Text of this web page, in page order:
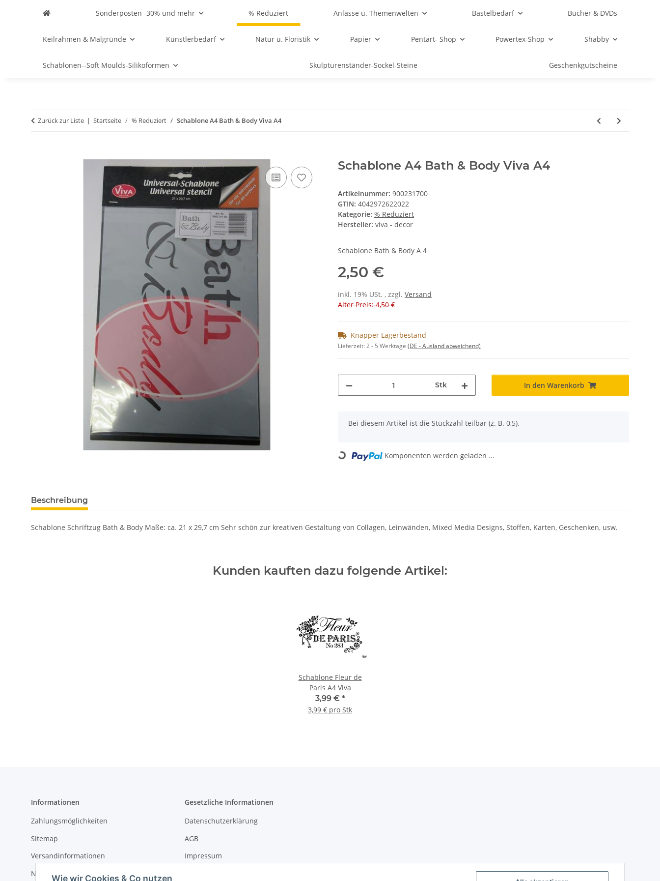
Wie wir Cookies & Co nutzen
Sonderposten -30% und mehr % Reduziert Anlässe u. Themenwelten Bastelbedarf Bücher & DVDs
Keilrahmen & Malgründe Künstlerbedarf Natur u. Floristik Papier Pentart- Shop Powertex-Shop Shabby
Schablonen--Soft Moulds-Silikoformen Skulpturenständer-Sockel-Steine Geschenkgutscheine
Zurück zur Liste Startseite % Reduziert Schablone A4 Bath & Body Viva A4
Schablone A4 Bath & Body Viva A4
Artikelnummer: 900231700
GTIN: 4042972622022
Kategorie: % Reduziert
Hersteller: viva - decor
Schablone Bath & Body A 4
2,50 €
inkl. 19% USt. , zzgl. Versand
Alter Preis: 4,50 €
Knapper Lagerbestand
Lieferzeit:2 - 5 Werktage (DE - Ausland abweichend)
Stk In den Warenkorb
x
Bei diesem Artikel ist die Stückzahl teilbar (z. B. 0,5).
Loading... Komponenten werden geladen ...
Beschreibung
Schablone Schriftzug Bath & Body Maße: ca. 21 x 29,7 cm Sehr schön zur kreativen Gestaltung von Collagen, Leinwänden, Mixed Media Designs, Stoffen, Karten, Geschenken, usw.
Kunden kauften dazu folgende Artikel:
Schablone Fleur de
Paris A4 Viva
3,99 € *
3,99 € pro Stk
Informationen
Zahlungsmöglichkeiten
Sitemap
Versandinformationen
Newsletter
Gesetzliche Informationen
Datenschutzerklärung
AGB
Impressum